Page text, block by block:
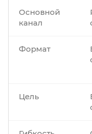
Основной
канал
Формат
Цель